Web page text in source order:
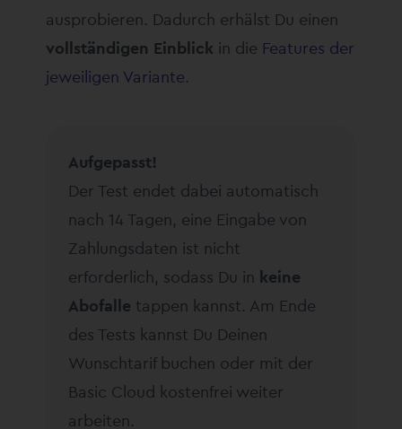
ausprobieren. Dadurch erhälst Du einen
vollständigen Einblick in die Features der
jeweiligen Variante.
Aufgepasst!
Der Test endet dabei automatisch
nach 14 Tagen, eine Eingabe von
Zahlungsdaten ist nicht
erforderlich, sodass Du in keine
Abofalle tappen kannst. Am Ende
des Tests kannst Du Deinen
Wunschtarif buchen oder mit der
Basic Cloud kostenfrei weiter
arbeiten.